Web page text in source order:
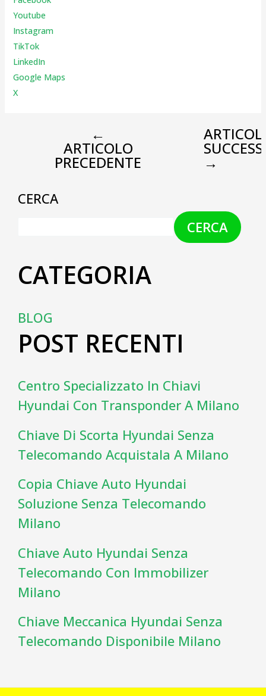
Youtube
Instagram
TikTok
LinkedIn
Google Maps
X
←
ARTICOLO
PRECEDENTE →
CERCA
CERCA
CATEGORIA
BLOG
POST RECENTI
Centro Specializzato In Chiavi
Hyundai Con Transponder A Milano
Chiave Di Scorta Hyundai Senza
Telecomando Acquistala A Milano
Copia Chiave Auto Hyundai
Soluzione Senza Telecomando
Milano
Chiave Auto Hyundai Senza
Telecomando Con Immobilizer
Milano
Chiave Meccanica Hyundai Senza
Telecomando Disponibile Milano